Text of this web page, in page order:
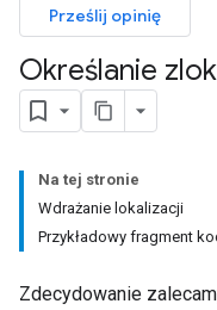
Prześlij opinię
Określanie
Na tej stronie
Wdrażanie lokalizacji
Przykładowy fragment
Zdecydowanie